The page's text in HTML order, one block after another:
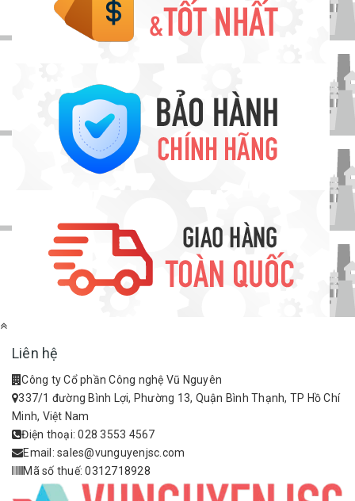
Liên hệ
Công ty Cổ phần Công nghệ Vũ Nguyên
337/1 đường Bình Lợi, Phường 13, Quận Bình Thạnh, TP Hồ Chí
Minh, Việt Nam
Điện thoại:028 3553 4567
Email: sales@vunguyenjsc.com
Mã số thuế: 0312718928